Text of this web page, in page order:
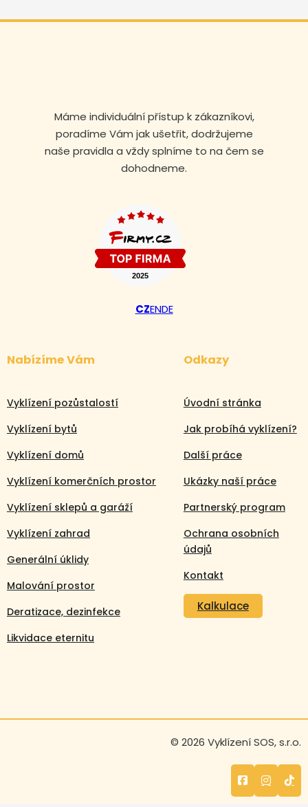
Máme individuální přístup k zákazníkovi,
poradíme Vám jak ušetřit, dodržujeme
naše pravidla a vždy splníme to na čem se
dohodneme.
CZENDE
Nabízíme Vám
Vyklízení pozůstalostí
Vyklízení bytů
Vyklízení domů
Vyklízení komerčních prostor
Vyklízení sklepů a garáží
Vyklízení zahrad
Generální úklidy
Malování prostor
Deratizace, dezinfekce
Likvidace eternitu
Odkazy
Úvodní stránka
Jak probíhá vyklízení?
Další práce
Ukázky naší práce
Partnerský program
Ochrana osobních
údajů
Kontakt
Kalkulace
© 2026 Vyklízení SOS, s.r.o.